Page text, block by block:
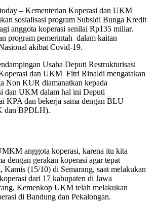
– Kementerian Koperasi dan UKM
sosialisasi program Subsidi Bunga Kredit
anggota koperasi senilai Rp135 miliar.
program pemerintah dalam kaitan
akibat Covid-19.
Usaha Deputi Restrukturisasi
dan UKM Fitri Rinaldi mengatakan
Non KUR diamanatkan kepada
dan UKM dalam hal ini Deputi
KPA dan bekerja sama dengan BLU
dan BPDLH).
anggota koperasi, karena itu kita
dengan gerakan koperasi agar tepat
Kamis (15/10) di Semarang, saat melakukan
dari 17 kabupaten di Jawa
Kemenkop UKM telah melakukan
di Bandung dan Pekalongan.